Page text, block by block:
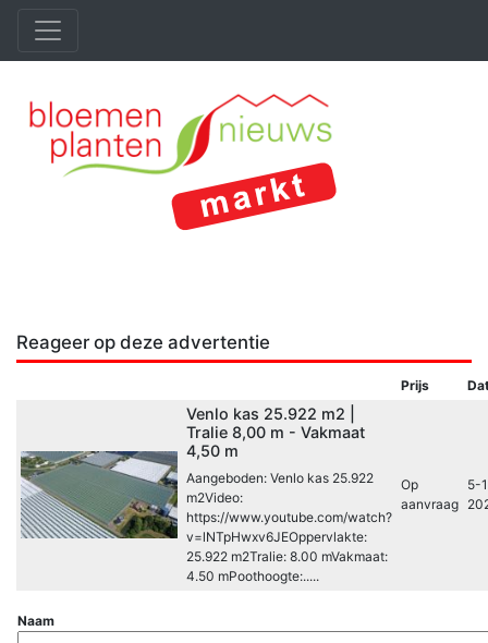
Reageer op deze advertentie
Prijs
Venlo kas 25.922 m2 |
Tralie 8,00 m - Vakmaat
4,50 m
Aangeboden: Venlo kas 25.922
m2Video:
https://www.youtube.com/watch?
v=lNTpHwxv6JEOppervlakte:
25.922 m2Tralie: 8.00 mVakmaat:
4.50 mPoothoogte:.....
Op
aanvraag
5-
Naam